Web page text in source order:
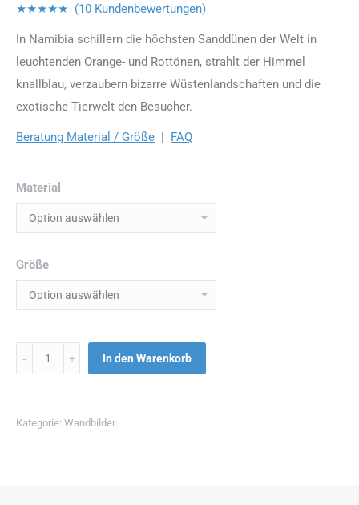
★★★★★ (10 Kundenbewertungen)
In Namibia schillern die höchsten Sanddünen der Welt in
leuchtenden Orange- und Rottönen, strahlt der Himmel
knallblau, verzaubern bizarre Wüstenlandschaften und die
exotische Tierwelt den Besucher.
Beratung Material / Größe | FAQ
Material
Größe
Menge In den Warenkorb
Kategorie: Wandbilder